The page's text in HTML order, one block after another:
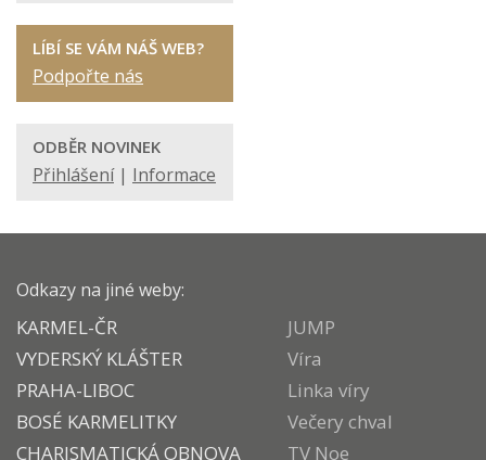
LÍBÍ SE VÁM NÁŠ WEB?
Podpořte nás
ODBĚR NOVINEK
Přihlášení| Informace
Odkazy na jiné weby:
KARMEL-ČR
VYDERSKÝ KLÁŠTER
PRAHA-LIBOC
BOSÉ KARMELITKY
CHARISMATICKÁ OBNOVA
JUMP
Víra
Linka víry
Večery chval
TV Noe